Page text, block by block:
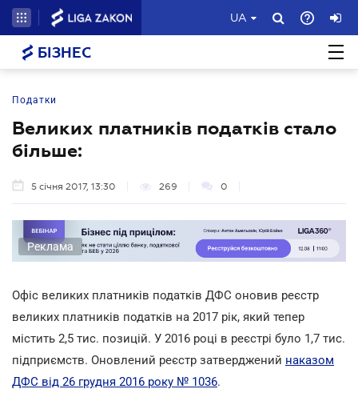
UA
БІЗНЕС
Податки
Великих платників податків стало
більше:
5 січня 2017, 13:30 269 0
Реклама
Офіс великих платників податків ДФС оновив реєстр
великих платників податків на 2017 рік, який тепер
містить 2,5 тис. позицій. У 2016 році в реєстрі було 1,7 тис.
підприємств. Оновлений реєстр затверджений наказом
ДФС від 26 грудня 2016 року № 1036.